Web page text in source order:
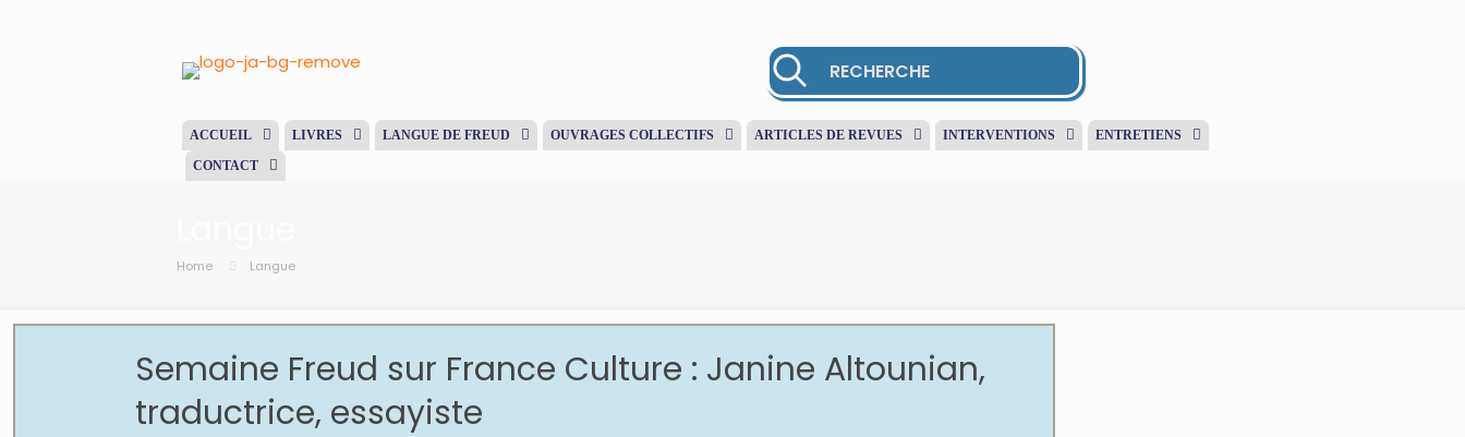
ACCUEIL LIVRES LANGUE DE FREUD OUVRAGES COLLECTIFS ARTICLES DE REVUES INTERVENTIONS
ENTRETIENS
CONTACT
Home Langue
Semaine Freud sur France Culture : Janine Altounian,
traductrice, essayiste